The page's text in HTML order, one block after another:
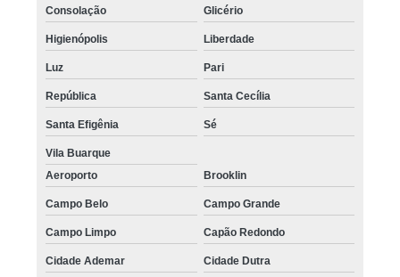
Consolação Glicério
Higienópolis Liberdade
Luz Pari
República Santa Cecília
Santa Efigênia Sé
Vila Buarque
Aeroporto
Brooklin
Campo Belo Campo Grande
Campo Limpo Capão Redondo
Cidade Ademar Cidade Dutra